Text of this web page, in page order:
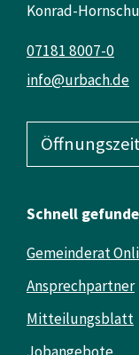
Konrad-
info@urbach.de
07181 8007-0
Schnell
Gemeinderat
Ansprechpartner
Mitteilungsblatt
Jobangebote